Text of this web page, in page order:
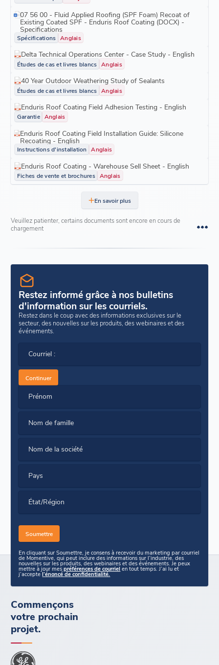
07 56 00 - Fluid Applied Roofing (SPF Foam) Recoat of
Existing Coated SPF - Enduris Roof Coating (DOCX) -
Specifications
Spécifications Anglais
Delta Technical Operations Center - Case Study - English
Études de cas et livres blancs Anglais
40 Year Outdoor Weathering Study of Sealants
Études de cas et livres blancs Anglais
Enduris Roof Coating Field Adhesion Testing - English
Garantie Anglais
Enduris Roof Coating Field Installation Guide: Silicone
Recoating - English
Instructions d'installation Anglais
Enduris Roof Coating - Warehouse Sell Sheet - English
Fiches de vente et brochures Anglais
En savoir plus
Veuillez patienter, certains documents sont encore en cours de
chargement
Restez informé grâce à nos bulletins
d'information sur les courriels.
Restez dans le coup avec des informations exclusives sur le
secteur, des nouvelles sur les produits, des webinaires et des
événements.
Courriel :
Continuer
Prénom
Nom de famille
Nom de la société
Pays
État/Région
En cliquant sur Soumettre, je consens à recevoir du marketing par courriel
de Momentive, qui peut inclure des informations sur l’industrie, des
nouvelles sur les produits, des webinaires et des événements. Je peux
mettre à jour mespréférences de courriel en tout temps. J’ai lu et
j’acceptel’énoncé de confidentialité.
Commençons
votre prochain
projet.